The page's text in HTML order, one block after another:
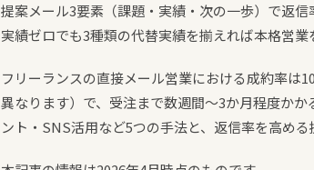
提案メール3要素（課題・実績・次の一歩）で返
実績ゼロでも3種類の代替実績を揃えれば本格営業
フリーランスの直接メール営業における成約率は
異なります）で、受注まで数週間〜3か月程度か
ント・SNS活用など5つの手法と、返信率を高め